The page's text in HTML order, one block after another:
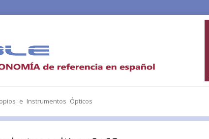
e Instrumentos Ópticos